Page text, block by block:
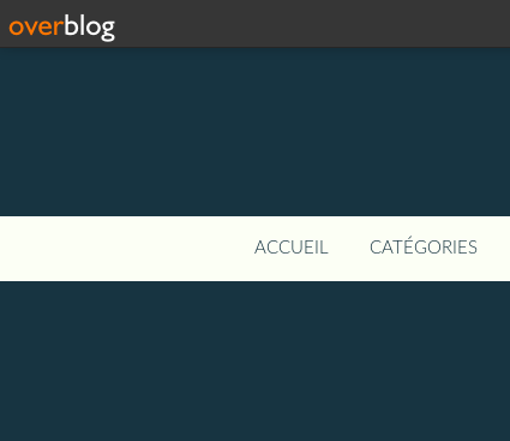
ACCUEIL CATÉGORIES